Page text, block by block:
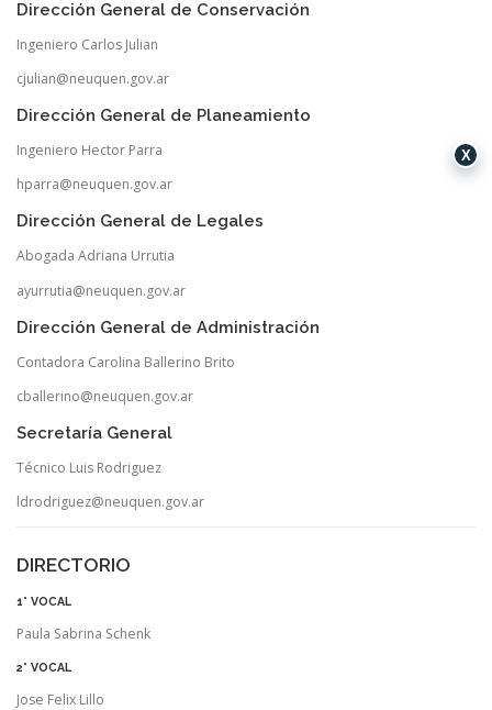
Dirección General de Conservación
Ingeniero Carlos Julian
cjulian@neuquen.gov.ar
Dirección General de Planeamiento
Ingeniero Hector Parra
hparra@neuquen.gov.ar
Dirección General de Legales
Abogada Adriana Urrutia
ayurrutia@neuquen.gov.ar
Dirección General de Administración
Contadora Carolina Ballerino Brito
cballerino@neuquen.gov.ar
Secretaría General
Técnico Luis Rodriguez
ldrodriguez@neuquen.gov.ar
DIRECTORIO
1° VOCAL
Paula Sabrina Schenk
2° VOCAL
Jose Felix Lillo
X